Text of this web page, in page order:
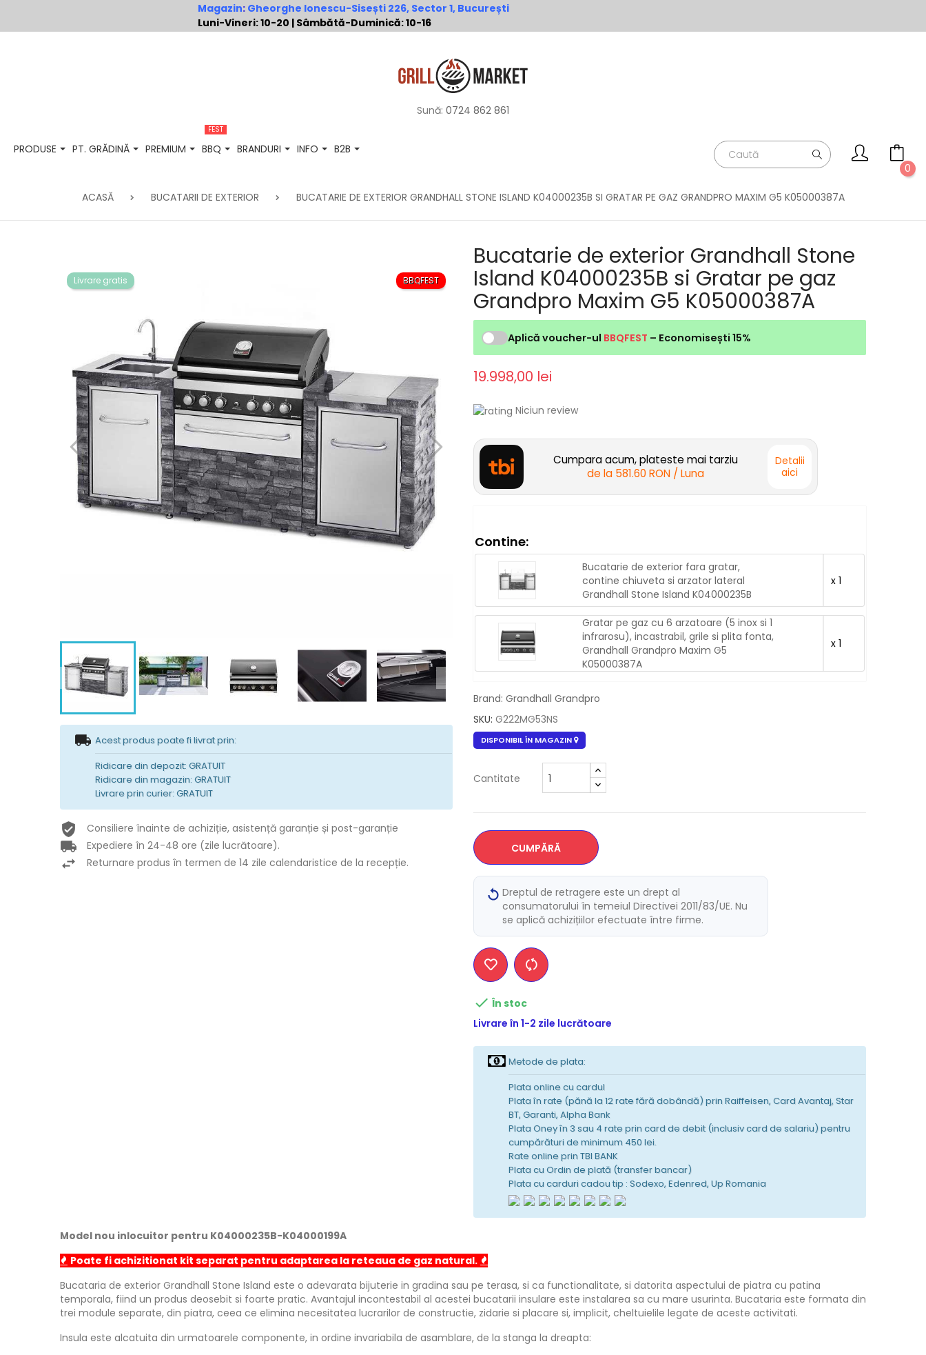
Magazin: Gheorghe Ionescu-Sisești 226, Sector 1, București
Luni-Vineri: 10-20 | Sâmbătă-Duminică: 10-16
Sună: 0724 862 861
PRODUSE PT. GRĂDINĂ PREMIUM BBQ
FEST
BRANDURI INFO
B2B
0
ACASĂ BUCATARII DE EXTERIOR BUCATARIE DE EXTERIOR GRANDHALL STONE ISLAND K04000235B SI GRATAR PE GAZ GRANDPRO MAXIM G5 K05000387A
Acest produs poate fi livrat prin:
Ridicare din depozit: GRATUIT
Ridicare din magazin: GRATUIT
Livrare prin curier: GRATUIT
Consiliere înainte de achiziție, asistență garanție și post-garanție
Expediere în 24-48 ore (zile lucrătoare).
Returnare produs în termen de 14 zile calendaristice de la recepție.
BBQFEST
Livrare gratis
Bucatarie de exterior Grandhall Stone
Island K04000235B si Gratar pe gaz
Grandpro Maxim G5 K05000387A
Aplică voucher-ul BBQFEST – Economisești 15%
19.998,00 lei
Niciun review
Cumpara acum, plateste mai tarziu
de la 581.60 RON / Luna
Detalii
aici
Contine:
Bucatarie de exterior fara gratar,
contine chiuveta si arzator lateral
Grandhall Stone Island K04000235B
x 1
Gratar pe gaz cu 6 arzatoare (5 inox si 1
infrarosu), incastrabil, grile si plita fonta,
Grandhall Grandpro Maxim G5
K05000387A
x 1
Brand: Grandhall Grandpro
SKU: G222MG53NS
DISPONIBIL ÎN MAGAZIN
Cantitate
CUMPĂRĂ
Dreptul de retragere este un drept al
consumatorului în temeiul Directivei 2011/83/UE. Nu
se aplică achizițiilor efectuate între firme.
 În stoc
Livrare în 1-2 zile lucrătoare
Metode de plata:
Plata online cu cardul
Plata în rate (pănă la 12 rate fără dobândă) prin Raiffeisen, Card Avantaj, Star
BT, Garanti, Alpha Bank
Plata Oney în 3 sau 4 rate prin card de debit (inclusiv card de salariu) pentru
cumpărături de minimum 450 lei.
Rate online prin TBI BANK
Plata cu Ordin de plată (transfer bancar)
Plata cu carduri cadou tip : Sodexo, Edenred, Up Romania
Model nou inlocuitor pentru K04000235B-K04000199A
Poate fi achizitionat kit separat pentru adaptarea la reteaua de gaz natural.
Bucataria de exterior Grandhall Stone Island este o adevarata bijuterie in gradina sau pe terasa, si ca functionalitate, si datorita aspectului de piatra cu patina
temporala, fiind un produs deosebit si foarte pratic. Avantajul incontestabil al acestei bucatarii insulare este instalarea sa cu mare usurinta. Bucataria este formata din
trei module separate, din piatra, ceea ce elimina necesitatea lucrarilor de constructie, zidarie si placare si, implicit, cheltuielile legate de aceste activitati.
Insula este alcatuita din urmatoarele componente, in ordine invariabila de asamblare, de la stanga la dreapta: